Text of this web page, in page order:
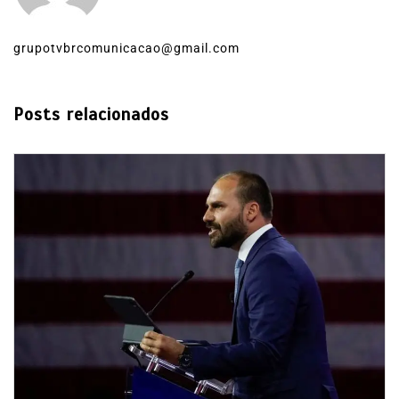
grupotvbrcomunicacao@gmail.com
Posts relacionados